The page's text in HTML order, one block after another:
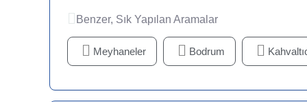
Benzer, Sık Yapılan Aramalar
Meyhaneler Bodrum